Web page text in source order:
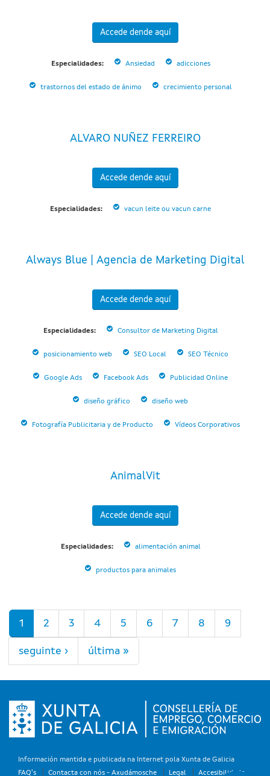
Accede dende aquí
Especialidades: Ansiedad adicciones
trastornos del estado de ánimo crecimiento personal
ALVARO NUÑEZ FERREIRO
Accede dende aquí
Especialidades: vacun leite ou vacun carne
Always Blue | Agencia de Marketing Digital
Accede dende aquí
Especialidades: Consultor de Marketing Digital
posicionamiento web SEO Local SEO Técnico
Google Ads Facebook Ads Publicidad Online
diseño gráfico diseño web
Fotografía Publicitaria y de Producto Vídeos Corporativos
AnimalVit
Accede dende aquí
Especialidades: alimentación animal
productos para animales
Páxinas
1 2 3 4 5 6 7 8 9
seguinte › última »
Información mantida e publicada na Internet pola Xunta de Galicia
FAQ's
Contacta con nós - Axudámosche Legal Accesibilidade